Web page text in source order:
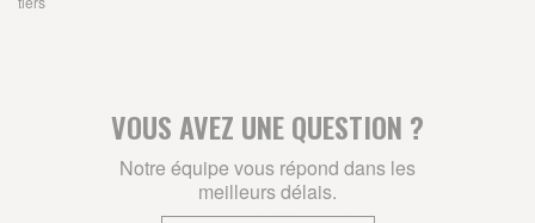
VOUS AVEZ UNE QUESTION ?
Notre équipe vous répond dans les
meilleurs délais.